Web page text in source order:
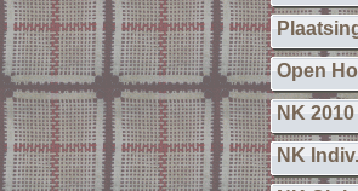
Open
NK 2010
NK